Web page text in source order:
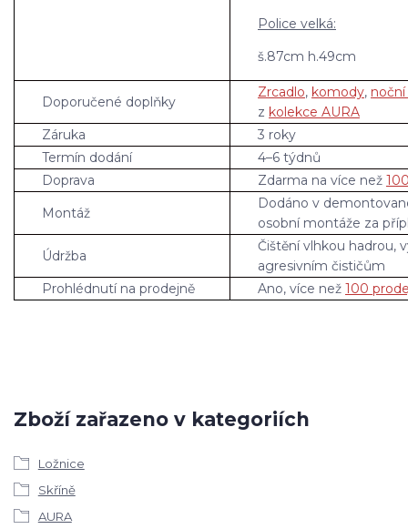
Police velká:
š.87cm h.49cm
Doporučené doplňky
Zrcadlo, komody,
z kolekce AURA
Záruka
3 roky
Termín dodání
4–6 týdnů
Doprava
Zdarma na více než
Montáž
Dodáno v
osobní montáže za
Údržba
Čištění vlhkou hadrou,
agresivním čističům
Prohlédnutí na prodejně
Ano, více než 100
Zboží zařazeno v kategoriích
Ložnice
Skříně
AURA